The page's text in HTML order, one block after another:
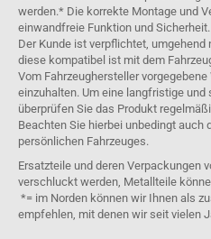
werden.* Die korrekte Montage und
einwandfreie Funktion und Sicherheit.
Der Kunde ist verpflichtet, umgehend
diese kompatibel ist mit dem
Vom Fahrzeughersteller
einzuhalten. Um eine langfristige
überprüfen Sie das Produkt
Beachten Sie hierbei unbedingt
persönlichen Fahrzeuges.
Ersatzteile und deren Verpackungen
verschluckt werden, Metallteile
*= im Norden können wir Ihnen als
empfehlen, mit denen wir seit vielen